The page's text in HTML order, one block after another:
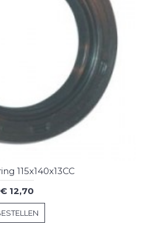
115x140x13CC
€ 12,70